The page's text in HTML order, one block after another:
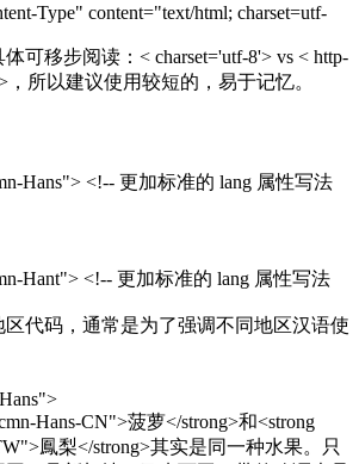
Type" content="text/html; charset=utf-
可移步阅读：< charset='utf-8'> vs < http-
，所以建议使用较短的，易于记忆。
Hans"> <!-- 更加标准的 lang 属性写法
Hant"> <!-- 更加标准的 lang 属性写法
代码，通常是为了强调不同地区汉语使
Hans-CN">菠萝</strong>和<strong
鳳梨</strong>其实是同一种水果。只